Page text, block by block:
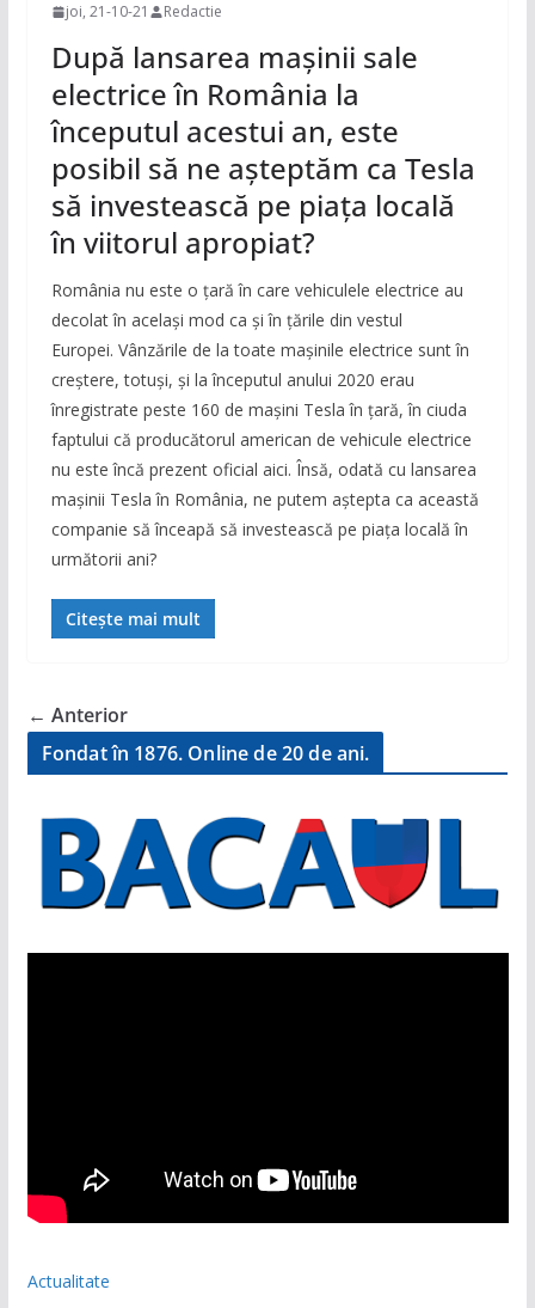
joi, 21-10-21 Redactie
După lansarea mașinii sale
electrice în România la
începutul acestui an, este
posibil să ne așteptăm ca Tesla
să investească pe piața locală
în viitorul apropiat?
România nu este o țară în care vehiculele electrice au
decolat în același mod ca și în țările din vestul
Europei. Vânzările de la toate mașinile electrice sunt în
creștere, totuși, și la începutul anului 2020 erau
înregistrate peste 160 de mașini Tesla în țară, în ciuda
faptului că producătorul american de vehicule electrice
nu este încă prezent oficial aici. Însă, odată cu lansarea
mașinii Tesla în România, ne putem aștepta ca această
companie să înceapă să investească pe piața locală în
următorii ani?
Citește mai mult
← Anterior
Fondat în 1876. Online de 20 de ani.
Actualitate